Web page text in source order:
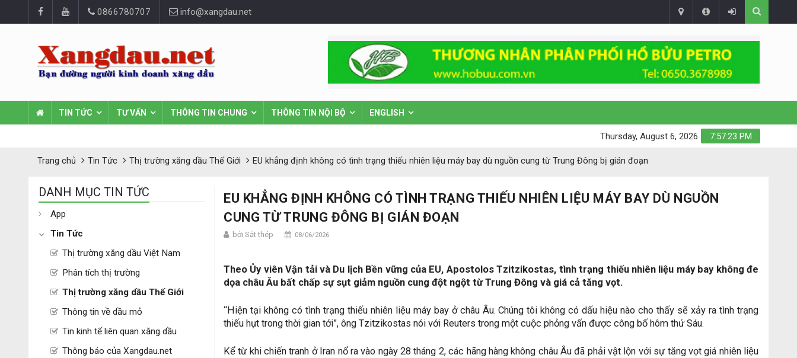
0866780707 info@xangdau.net
TIN TỨC TƯ VẤN THÔNG TIN CHUNG THÔNG TIN NỘI BỘ ENGLISH
7:57:24 PM
Thursday, August 6, 2026
Trang chủ Tin Tức Thị trường xăng dầu Thế Giới EU khẳng định không có tình trạng thiếu nhiên liệu máy bay dù nguồn cung từ Trung Đông bị gián đoạn
DANH MỤC TIN TỨC
App
Tin Tức
Thị trường xăng dầu Việt Nam
Phân tích thị trường
Thị trường xăng dầu Thế Giới
Thông tin về dầu mỏ
Tin kinh tế liên quan xăng dầu
Thông báo của Xangdau.net
EU KHẲNG ĐỊNH KHÔNG CÓ TÌNH TRẠNG THIẾU NHIÊN LIỆU MÁY BAY DÙ NGUỒN
CUNG TỪ TRUNG ĐÔNG BỊ GIÁN ĐOẠN
bởi Sắt thép 08/06/2026
Theo Ủy viên Vận tải và Du lịch Bền vững của EU, Apostolos Tzitzikostas, tình trạng thiếu nhiên liệu máy bay không đe
dọa châu Âu bất chấp sự sụt giảm nguồn cung đột ngột từ Trung Đông và giá cả tăng vọt.
“Hiện tại không có tình trạng thiếu nhiên liệu máy bay ở châu Âu. Chúng tôi không có dấu hiệu nào cho thấy sẽ xảy ra tình trạng
thiếu hụt trong thời gian tới”, ông Tzitzikostas nói với Reuters trong một cuộc phỏng vấn được công bố hôm thứ Sáu.
Kể từ khi chiến tranh ở Iran nổ ra vào ngày 28 tháng 2, các hãng hàng không châu Âu đã phải vật lộn với sự tăng vọt giá nhiên liệu